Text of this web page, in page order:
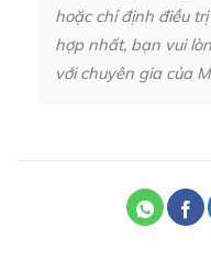
hoặc chỉ định điều
hợp nhất, bạn vui
với chuyên gia của